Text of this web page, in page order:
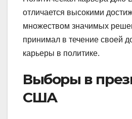
отличается высокими
множеством значимых
принимал в течение своей
карьеры в политике.
Выборы в
США